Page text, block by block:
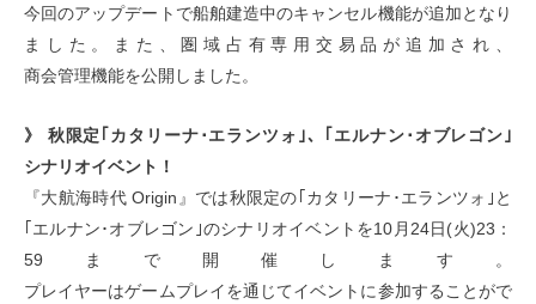
今回のアップデートで船舶建造中のキャンセル機能が追加となり
ました。また、圏域占有専用交易品が追加され、
商会管理機能を公開しました。
》 秋限定｢カタリーナ･エランツォ｣、｢エルナン･オブレゴン｣
シナリオイベント！
『大航海時代 Origin』では秋限定の｢カタリーナ･エランツォ｣と
｢エルナン･オブレゴン｣のシナリオイベントを10月24日(火)23：
59まで開催します。
プレイヤーはゲームプレイを通じてイベントに参加することがで